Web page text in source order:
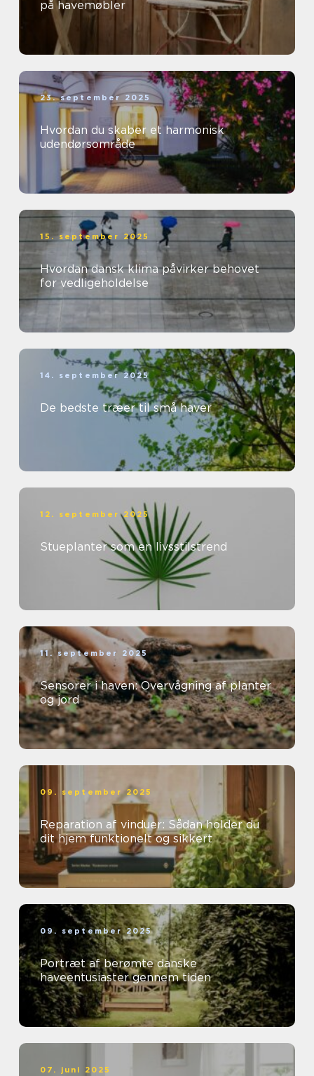
på havemøbler
23. september 2025
Hvordan du skaber et harmonisk
udendørsområde
15. september 2025
Hvordan dansk klima påvirker behovet
for vedligeholdelse
14. september 2025
De bedste træer til små haver
12. september 2025
Stueplanter som en livsstilstrend
11. september 2025
Sensorer i haven: Overvågning af planter
og jord
09. september 2025
Reparation af vinduer: Sådan holder du
dit hjem funktionelt og sikkert
09. september 2025
Portræt af berømte danske
haveentusiaster gennem tiden
07. juni 2025